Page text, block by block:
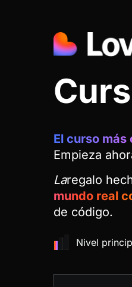
El curso
Empieza
Laregalo
mundo real
de código.
Nivel